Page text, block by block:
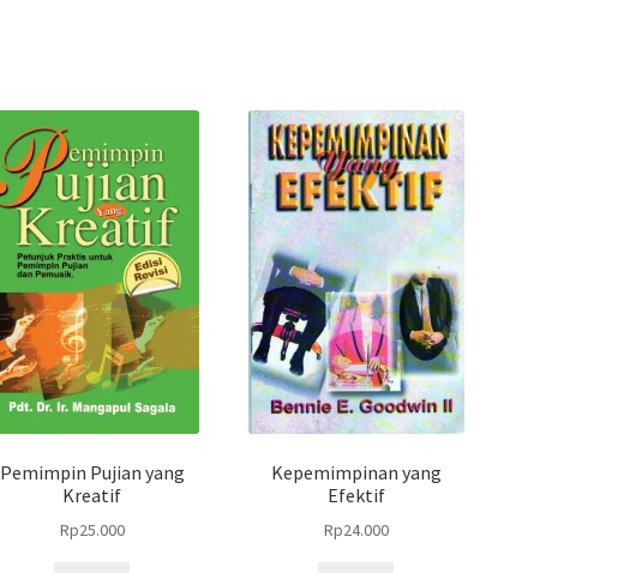
Pemimpin Pujian yang
Kreatif
Rp25.000
Kepemimpinan yang
Efektif
Rp24.000